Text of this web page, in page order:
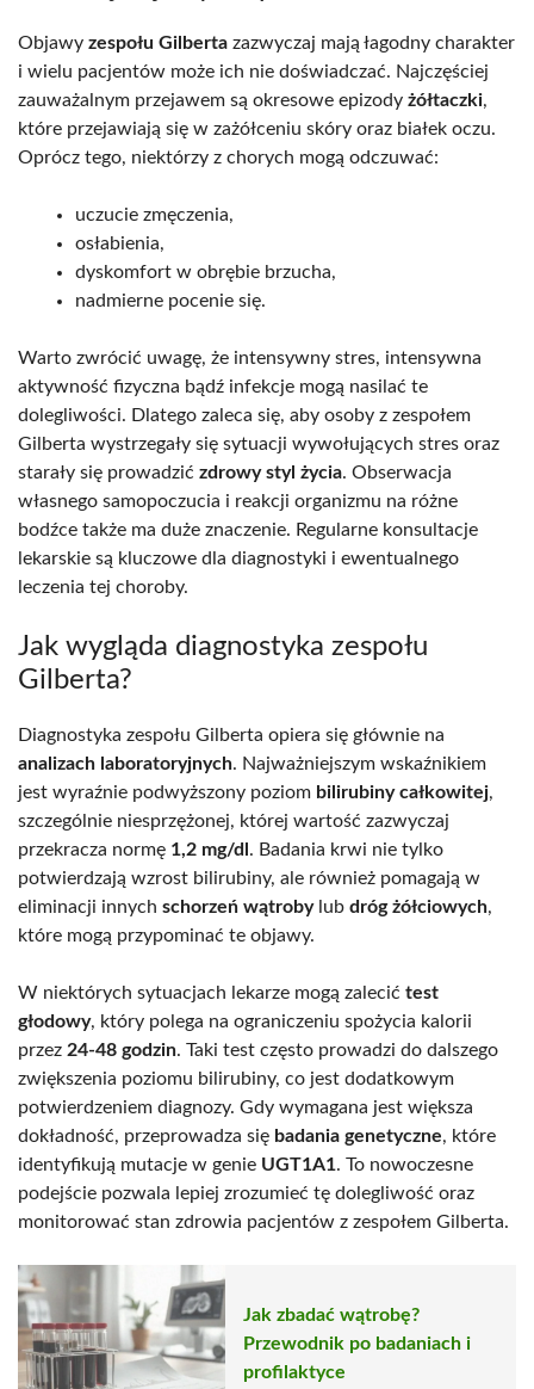
Objawy zespołu Gilberta zazwyczaj mają łagodny charakter
i wielu pacjentów może ich nie doświadczać. Najczęściej
zauważalnym przejawem są okresowe epizody żółtaczki,
które przejawiają się w zażółceniu skóry oraz białek oczu.
Oprócz tego, niektórzy z chorych mogą odczuwać:
uczucie zmęczenia,
osłabienia,
dyskomfort w obrębie brzucha,
nadmierne pocenie się.
Warto zwrócić uwagę, że intensywny stres, intensywna
aktywność fizyczna bądź infekcje mogą nasilać te
dolegliwości. Dlatego zaleca się, aby osoby z zespołem
Gilberta wystrzegały się sytuacji wywołujących stres oraz
starały się prowadzić zdrowy styl życia. Obserwacja
własnego samopoczucia i reakcji organizmu na różne
bodźce także ma duże znaczenie. Regularne konsultacje
lekarskie są kluczowe dla diagnostyki i ewentualnego
leczenia tej choroby.
Jak wygląda diagnostyka zespołu
Gilberta?
Diagnostyka zespołu Gilberta opiera się głównie na
analizach laboratoryjnych. Najważniejszym wskaźnikiem
jest wyraźnie podwyższony poziom bilirubiny całkowitej,
szczególnie niesprzężonej, której wartość zazwyczaj
przekracza normę 1,2 mg/dl . Badania krwi nie tylko
potwierdzają wzrost bilirubiny, ale również pomagają w
eliminacji innych schorzeń wątrobylub dróg żółciowych,
które mogą przypominać te objawy.
W niektórych sytuacjach lekarze mogą zalecić test
głodowy, który polega na ograniczeniu spożycia kalorii
przez 24-48 godzin. Taki test często prowadzi do dalszego
zwiększenia poziomu bilirubiny, co jest dodatkowym
potwierdzeniem diagnozy. Gdy wymagana jest większa
dokładność, przeprowadza się badania genetyczne, które
identyfikują mutacje w genie UGT1A1. To nowoczesne
podejście pozwala lepiej zrozumieć tę dolegliwość oraz
monitorować stan zdrowia pacjentów z zespołem Gilberta.
Jak zbadać wątrobę?
Przewodnik po badaniach i
profilaktyce